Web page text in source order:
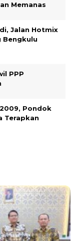
Memanas
Jalan Hotmix
Bengkulu
PPP
Pondok
Terapkan